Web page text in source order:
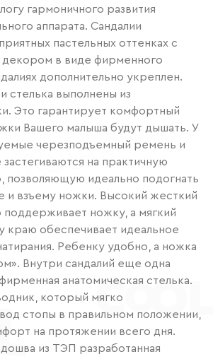
гармоничного развития
аппарата. Сандалии
пастельных оттенках с
декором в виде фирменного
дополнительно укреплен.
стелька выполнены из
Это гарантирует комфортный
Вашего малыша будут дышать. У
черезподъемный ремень и
на практичную
позволяющую идеально подогнать
и взъему ножки. Высокий жесткий
поддерживает ножку, а мягкий
краю обеспечивает идеальное
Ребенку удобно, а ножка
Внутри сандалий еще одна
анатомическая стелька.
который мягко
стопы в правильном положении,
на протяжении всего дня.
из ТЭП разработанная